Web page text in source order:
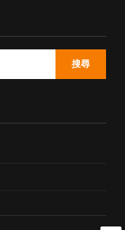
搜尋